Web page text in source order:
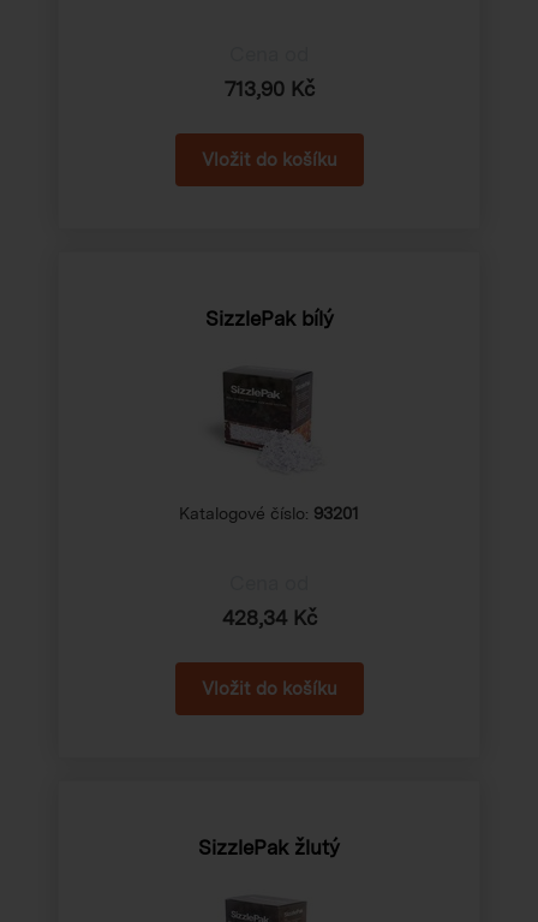
713,90 Kč
SizzlePak bílý
Katalogové číslo: 93201
428,34 Kč
SizzlePak žlutý